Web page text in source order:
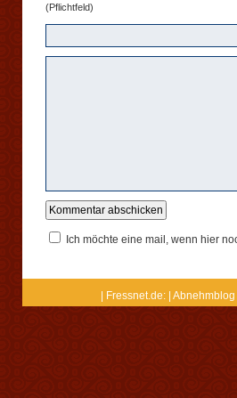
(Pflichtfeld)
Ich möchte eine mail, wenn hier
| Fressnet.de: |